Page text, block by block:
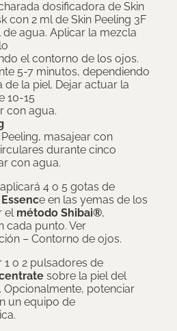
dosificadora de Skin
con 2 ml de Skin Peeling 3F
agua. Aplicar la mezcla
el contorno de los ojos.
5-7 minutos, dependiendo
de la piel. Dejar actuar la
10-15
con agua.
masajear con
durante cinco
con agua.
4 o 5 gotas de
e en las yemas de los
el método Shibai®,
cada punto. Ver
– Contorno de ojos.
1 o 2 pulsadores de
sobre la piel del
Opcionalmente, potenciar
un equipo de